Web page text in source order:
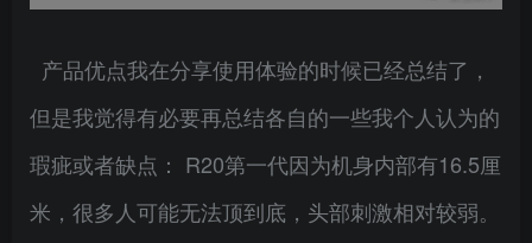
产品优点我在分享使用体验的时候已经总结了，
但是我觉得有必要再总结各自的一些我个人认为的
瑕疵或者缺点： R20第一代因为机身内部有16.5厘
米，很多人可能无法顶到底，头部刺激相对较弱。